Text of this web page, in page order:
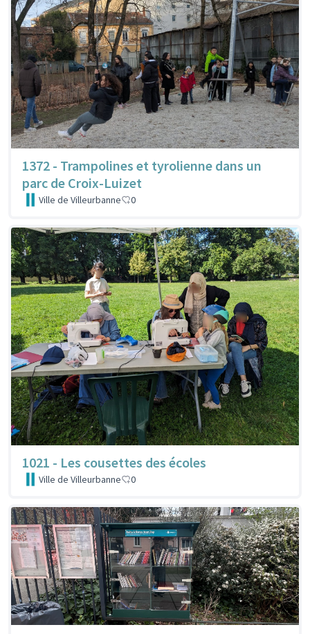
1372 - Trampolines et tyrolienne dans un
parc de Croix-Luizet
Ville de Villeurbanne 0
1021 - Les cousettes des écoles
Ville de Villeurbanne 0